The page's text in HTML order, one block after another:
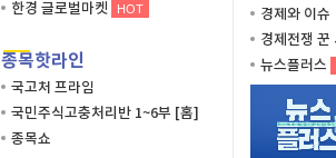
한경 글로벌마켓
HOT
종목핫라인
국고처 프라임
국민주식고충처리반 1~6부 [홈]
종목쇼
경제와 이슈
경제전쟁 꾼
뉴스플러스